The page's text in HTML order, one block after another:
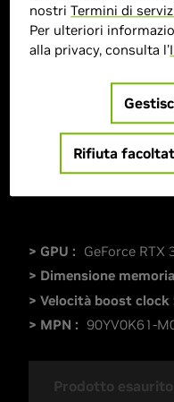
> GPU : GeForce RTX
> Dimensione
> Velocità boost clock
> MPN : 90YV0K61-
Prodotto esaurito
nostriTermini di
Per ulteriori
alla privacy, consulta l'
Rifiuta